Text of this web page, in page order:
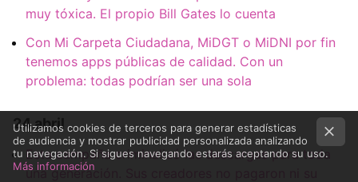
muy tóxica. El propio Bill Gates lo cuenta
Con Mi Carpeta Ciudadana, MiDGT o MiDNI por fin
tenemos apps públicas de calidad. Con un
problema: todas podrían ser una sola
24 abril
Esta campaña criminalizó las descargas para toda
una generación. Sus creadores no pagaron ni su
Utilizamos cookies de terceros para generar estadísticas
de audiencia y mostrar publicidad personalizada analizando
tu navegación. Si sigues navegando estarás aceptando su uso.
Más información